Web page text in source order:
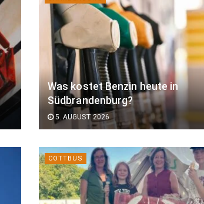
Was kostet Benzin heute in
Südbrandenburg?
5. AUGUST 2026
COTTBUS